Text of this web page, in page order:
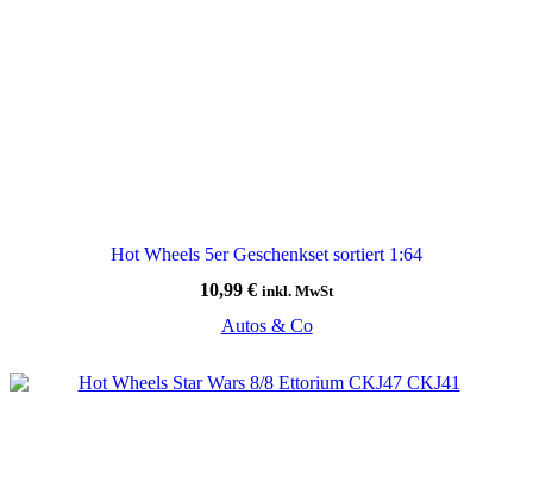
Hot Wheels 5er Geschenkset sortiert 1:64
10,99 € inkl. MwSt
Autos & Co